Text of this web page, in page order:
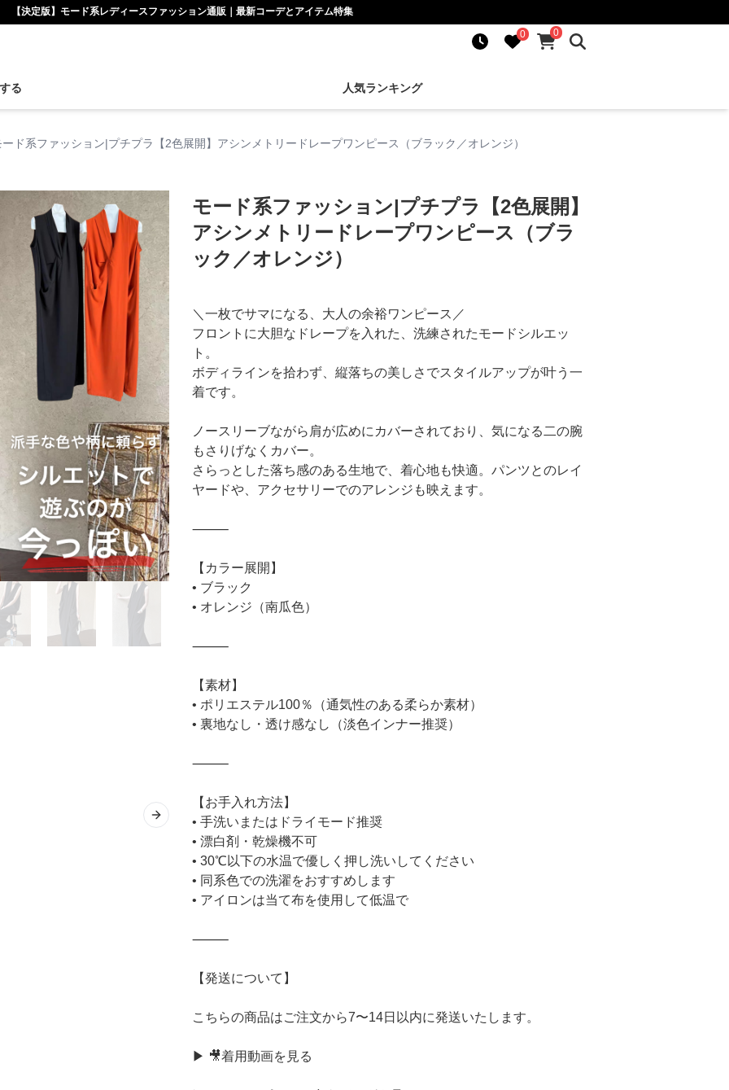
【決定版】モード系レディースファッション通販｜最新コーデとアイテム特集
0
0
る 人気ランキング
ード系ファッション|プチプラ【2色展開】アシンメトリードレープワンピース（ブラック／オレンジ）
Next slide
モード系ファッション|プチプラ【2色展開】
アシンメトリードレープワンピース（ブラ
ック／オレンジ）
＼一枚でサマになる、大人の余裕ワンピース／
フロントに大胆なドレープを入れた、洗練されたモードシルエッ
ト。
ボディラインを拾わず、縦落ちの美しさでスタイルアップが叶う一
着です。
ノースリーブながら肩が広めにカバーされており、気になる二の腕
もさりげなくカバー。
さらっとした落ち感のある生地で、着心地も快適。パンツとのレイ
ヤードや、アクセサリーでのアレンジも映えます。
⸻
【カラー展開】
• ブラック
• オレンジ（南瓜色）
⸻
【素材】
• ポリエステル100％（通気性のある柔らか素材）
• 裏地なし・透け感なし（淡色インナー推奨）
⸻
【お手入れ方法】
• 手洗いまたはドライモード推奨
• 漂白剤・乾燥機不可
• 30℃以下の水温で優しく押し洗いしてください
• 同系色での洗濯をおすすめします
• アイロンは当て布を使用して低温で
⸻
【発送について】
こちらの商品はご注文から7〜14日以内に発送いたします。
▶ 🎥着用動画を見る